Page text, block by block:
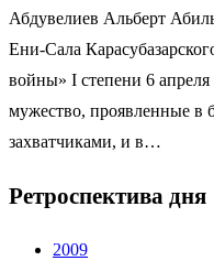
Абдувелиев Альберт
Ени-Сала
войны» I степени 6 апреля
мужество, проявленные в
захватчиками, и в…
Ретроспектива дня
2009